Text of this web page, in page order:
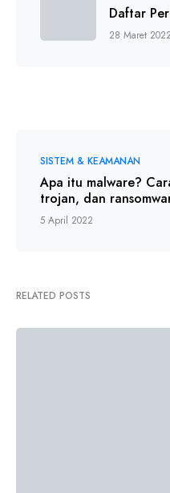
Daftar
28 Maret 2022
SISTEM & KEAMANAN
Apa itu malware?
trojan, dan
5 April 2022
RELATED POSTS